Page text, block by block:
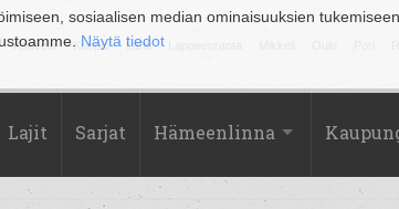
sosiaalisen median ominaisuuksien
Näytä tiedot
Kouvola Kuopio Lahti
Lajit Sarjat Hämeenlinna